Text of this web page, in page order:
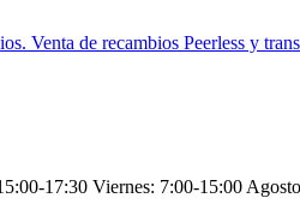
Venta de recambios Peerless y
17:30 Viernes: 7:00-15:00